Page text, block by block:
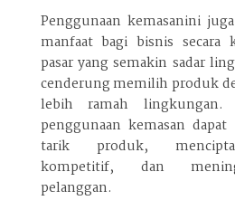
Penggunaan kemasanini
manfaat bagi bisnis secara
pasar yang semakin sadar
cenderung memilih produk
lebih ramah
penggunaan kemasan
tarik produk,
kompetitif, dan
pelanggan.